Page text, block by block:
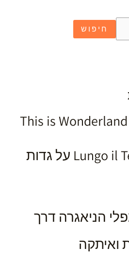
חיפוש
פסטיבל Lungo il Tevere על גדות
הניאגרה דרך
ואיתקה